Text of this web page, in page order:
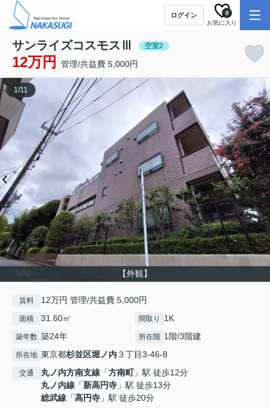
ログイン
お気に入り
0
サンライズコスモスⅢ 空室2
12万円 管理/共益費 5,000円
【外観】
1/11
賃料 12万円 管理/共益費 5,000円
面積 31.60㎡ 間取り 1K
築年数 築24年 所在階 1階/3階建
所在地 東京都杉並区堀ノ内３丁目3-46-8
交通 丸ノ内方南支線 「方南町」駅 徒歩12分
丸ノ内線 「新高円寺 」駅 徒歩13分
総武線 「高円寺 」駅 徒歩20分